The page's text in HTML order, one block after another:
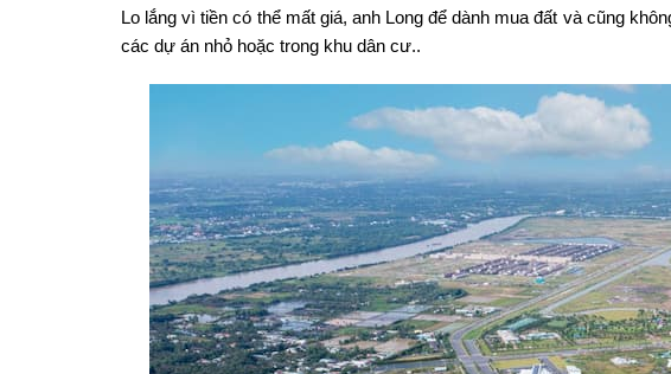
Lo lắng vì tiền có thể mất giá, anh Long để dành mua đất và cũng
các dự án nhỏ hoặc trong khu dân cư..